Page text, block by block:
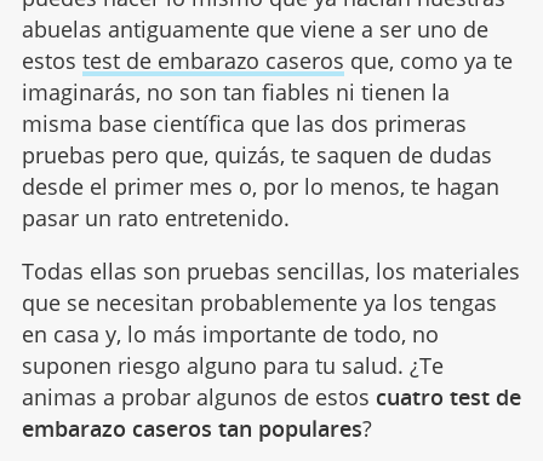
abuelas antiguamente que viene a ser uno de
estos test de embarazo caseros que, como ya te
imaginarás, no son tan fiables ni tienen la
misma base científica que las dos primeras
pruebas pero que, quizás, te saquen de dudas
desde el primer mes o, por lo menos, te hagan
pasar un rato entretenido.
Todas ellas son pruebas sencillas, los materiales
que se necesitan probablemente ya los tengas
en casa y, lo más importante de todo, no
suponen riesgo alguno para tu salud. ¿Te
animas a probar algunos de estos cuatro test de
embarazo caseros tan populares?